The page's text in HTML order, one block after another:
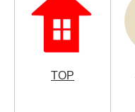
TOP